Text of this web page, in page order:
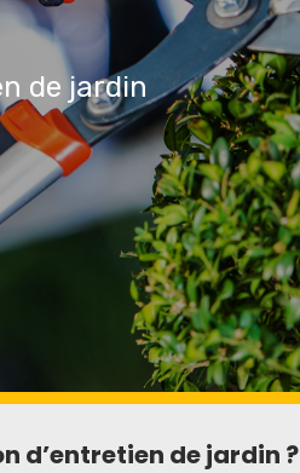
de jardin
d’entretien de jardin ?